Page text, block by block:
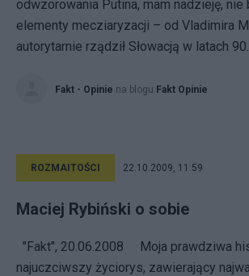
odwzorowania Putina, mam nadzieję, nie
elementy mecziaryzacji – od Vladimira
autorytarnie rządził Słowacją w latach
Fakt - Opinie na blogu Fakt Opinie
ROZMAITOŚCI 22.10.2009, 11:59
Maciej Rybiński o sobie
"Fakt", 20.06.2008 Moja prawdziwa
najuczciwszy życiorys, zawierający